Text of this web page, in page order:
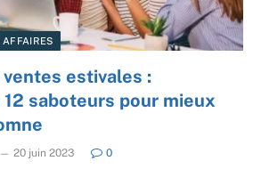
AFFAIRES
estivales :
saboteurs pour mieux
20 juin 2023 0